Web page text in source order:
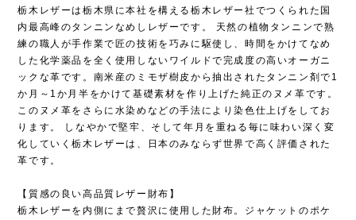
栃木レザーは栃木県に本社を構える栃木レザー社でつくられた国
内最高峰のタンニンなめしレザーです。 天然の植物タンニンで熟
練の職人が手作業で匠の技術を巧みに駆使し、時間をかけてなめ
した化学薬品を全く使用しないワイルドで完成度の高いオーガニ
ックな革です。南米産のミモザ樹皮から抽出されたタンニン剤で1
か月～1か月半をかけて基礎素材を作り上げた純正のヌメ革です。
このヌメ革をさらに水染めなどの手法により染色仕上げをしてお
ります。 しなやかで堅牢、そして年月を重ねる毎に味わい深く変
化していく栃木レザーは、日本のみならず世界で高く評価された
革です。
【質感の良い高品質レザー財布】
栃木レザーを内側にまで贅沢に使用した財布。ジャケットのポケ